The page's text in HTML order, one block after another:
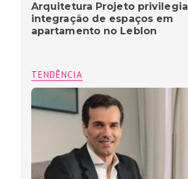
Arquitetura Projeto privilegia
integração de espaços em
apartamento no Leblon
TENDÊNCIA